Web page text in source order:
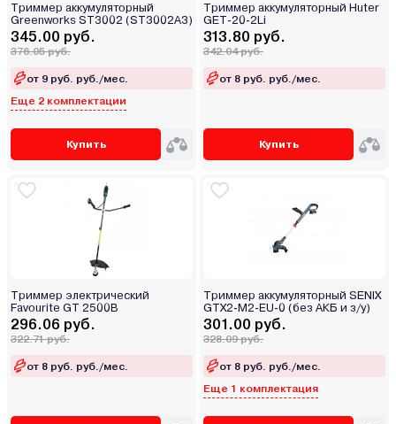
Триммер аккумуляторный
Greenworks ST3002 (ST3002A3)
345.00 руб.
376.05 руб.
от 9 руб. руб./мес.
Еще 2 комплектации
Купить
Триммер аккумуляторный Huter
GET-20-2Li
313.80 руб.
342.04 руб.
от 8 руб. руб./мес.
Купить
Триммер электрический
Favourite GT 2500B
296.06 руб.
322.71 руб.
от 8 руб. руб./мес.
Триммер аккумуляторный SENIX
GTX2-M2-EU-0 (без АКБ и з/у)
301.00 руб.
328.09 руб.
от 8 руб. руб./мес.
Еще 1 комплектация